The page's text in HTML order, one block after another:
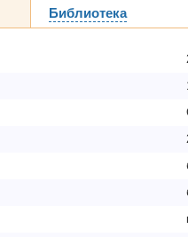
Библиотека